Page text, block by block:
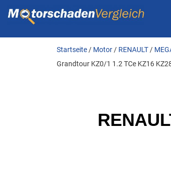
Startseite / Motor / RENAULT /
Grandtour KZ0/1 1.2 TCe KZ16